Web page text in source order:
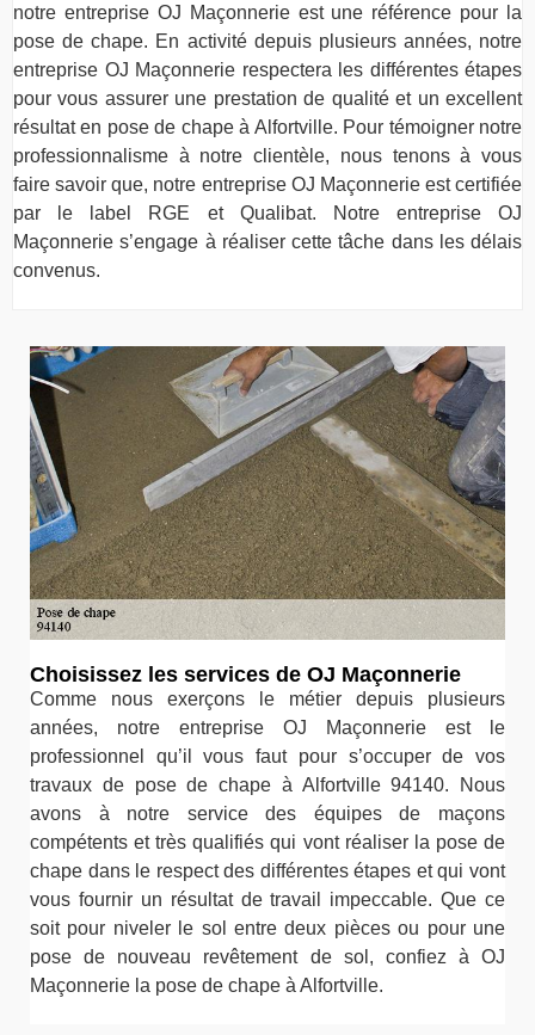
notre entreprise OJ Maçonnerie est une référence pour la
pose de chape. En activité depuis plusieurs années, notre
entreprise OJ Maçonnerie respectera les différentes étapes
pour vous assurer une prestation de qualité et un excellent
résultat en pose de chape à Alfortville. Pour témoigner notre
professionnalisme à notre clientèle, nous tenons à vous
faire savoir que, notre entreprise OJ Maçonnerie est certifiée
par le label RGE et Qualibat. Notre entreprise OJ
Maçonnerie s’engage à réaliser cette tâche dans les délais
convenus.
Choisissez les services de OJ Maçonnerie
Comme nous exerçons le métier depuis plusieurs
années, notre entreprise OJ Maçonnerie est le
professionnel qu’il vous faut pour s’occuper de vos
travaux de pose de chape à Alfortville 94140. Nous
avons à notre service des équipes de maçons
compétents et très qualifiés qui vont réaliser la pose de
chape dans le respect des différentes étapes et qui vont
vous fournir un résultat de travail impeccable. Que ce
soit pour niveler le sol entre deux pièces ou pour une
pose de nouveau revêtement de sol, confiez à OJ
Maçonnerie la pose de chape à Alfortville.